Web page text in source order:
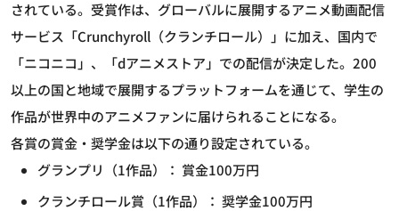
されている。受賞作は、グローバルに展開するアニメ動画配信
サービス「Crunchyroll（クランチロール）」に加え、国内で
「ニコニコ」、「dアニメストア」での配信が決定した。200
以上の国と地域で展開するプラットフォームを通じて、学生の
作品が世界中のアニメファンに届けられることになる。
各賞の賞金・奨学金は以下の通り設定されている。
グランプリ（1作品）： 賞金100万円
クランチロール賞（1作品）： 奨学金100万円